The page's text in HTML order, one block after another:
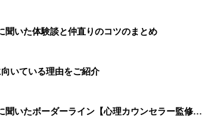
聞いた体験談と仲直りのコツのまとめ
いている理由をご紹介
聞いたボーダーライン【心理カウンセラー監修…